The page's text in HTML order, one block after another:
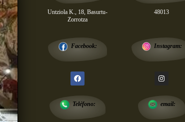
Untziola K., 18, Basurtu-
Zorrotza
48013
Facebook: Instagram:
Teléfono: email: